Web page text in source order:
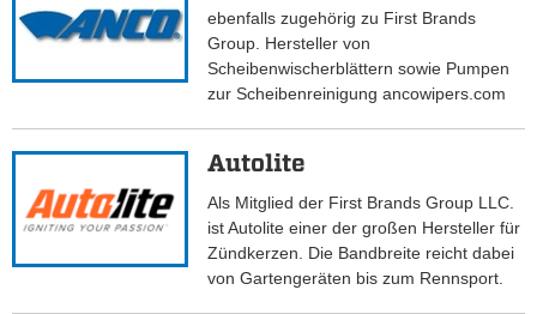
ebenfalls zugehörig zu First Brands
Group. Hersteller von
Scheibenwischerblättern sowie Pumpen
zur Scheibenreinigung ancowipers.com
Autolite
Als Mitglied der First Brands Group LLC.
ist Autolite einer der großen Hersteller für
Zündkerzen. Die Bandbreite reicht dabei
von Gartengeräten bis zum Rennsport.